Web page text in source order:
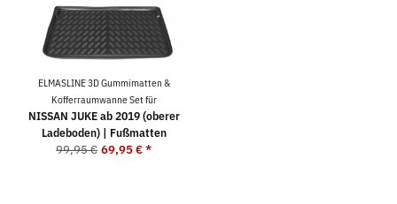
ELMASLINE 3D Gummimatten &
Kofferraumwanne Set für
NISSAN JUKE ab 2019 (oberer
Ladeboden) | Fußmatten
99,95 € 69,95 €*